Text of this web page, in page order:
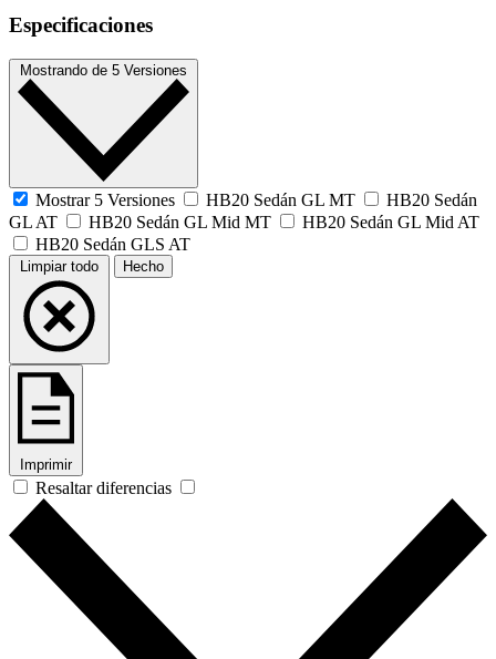
Especificaciones
Mostrando de 5 Versiones
Mostrar 5 Versiones HB20 Sedán GL MT
HB20 Sedán
GL AT
HB20 Sedán GL Mid MT
HB20 Sedán GL Mid AT
HB20 Sedán GLS AT
Limpiar todo Hecho
Imprimir
Resaltar diferencias